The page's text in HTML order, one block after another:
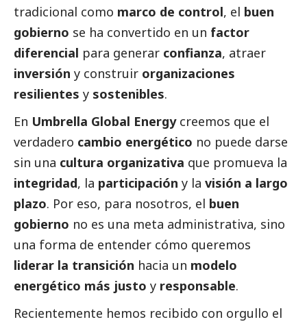
tradicional como marco de control, el buen
gobierno se ha convertido en un factor
diferencial para generar confianza, atraer
inversión y construir organizaciones
resilientes y sostenibles.
En Umbrella Global Energycreemos que el
verdadero cambio energético no puede darse
sin una cultura organizativa que promueva la
integridad, la participación y la visión a largo
plazo. Por eso, para nosotros, el buen
gobierno no es una meta administrativa, sino
una forma de entender cómo queremos
liderar la transición hacia un modelo
energético más justo y responsable.
Recientemente hemos recibido con orgullo el